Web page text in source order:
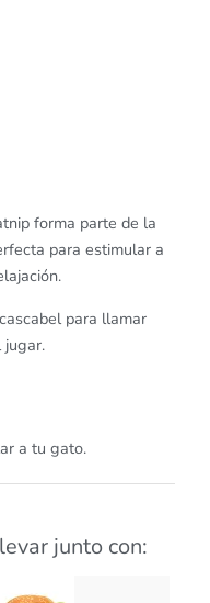
forma parte de la
para estimular a
para llamar
jugar.
a tu gato.
junto con: